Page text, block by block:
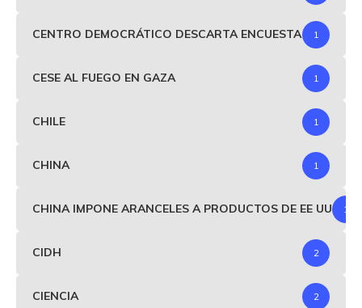
CENTRO DEMOCRÁTICO DESCARTA ENCUESTA 1
CESE AL FUEGO EN GAZA 1
CHILE 1
CHINA 1
CHINA IMPONE ARANCELES A PRODUCTOS DE EE UU 1
CIDH 2
CIENCIA 2